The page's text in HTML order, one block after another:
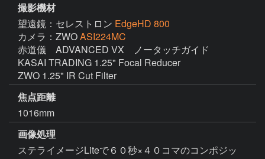
撮影機材
望遠鏡：セレストロン EdgeHD 800
カメラ：ZWOASI224MC
赤道儀　ADVANCED VX　ノータッチガイド
KASAI TRADING 1.25" Focal Reducer
ZWO 1.25" IR Cut Filter
焦点距離
1016mm
画像処理
ステライメージLiteで６０秒×４０コマのコンポジッ